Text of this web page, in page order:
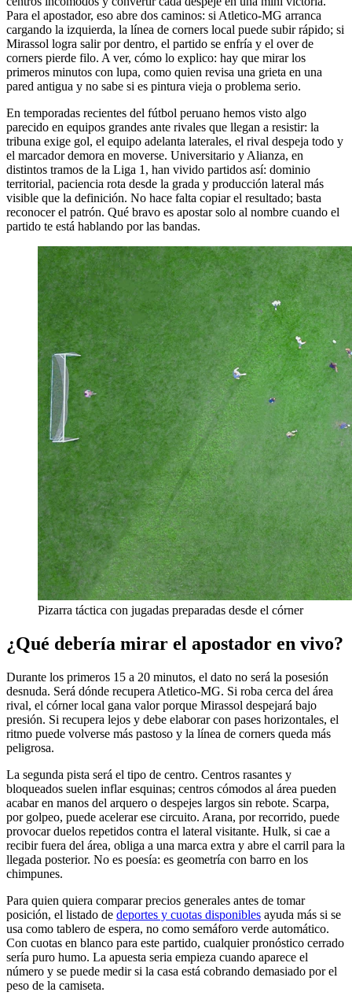
Para el apostador, eso abre dos caminos: si Atletico-MG arranca
cargando la izquierda, la línea de corners local puede subir rápido; si
Mirassol logra salir por dentro, el partido se enfría y el over de
corners pierde filo. A ver, cómo lo explico: hay que mirar los
primeros minutos con lupa, como quien revisa una grieta en una
pared antigua y no sabe si es pintura vieja o problema serio.
En temporadas recientes del fútbol peruano hemos visto algo
parecido en equipos grandes ante rivales que llegan a resistir: la
tribuna exige gol, el equipo adelanta laterales, el rival despeja todo y
el marcador demora en moverse. Universitario y Alianza, en
distintos tramos de la Liga 1, han vivido partidos así: dominio
territorial, paciencia rota desde la grada y producción lateral más
visible que la definición. No hace falta copiar el resultado; basta
reconocer el patrón. Qué bravo es apostar solo al nombre cuando el
partido te está hablando por las bandas.
Pizarra táctica con jugadas preparadas desde el córner
¿Qué debería mirar el apostador en vivo?
Durante los primeros 15 a 20 minutos, el dato no será la posesión
desnuda. Será dónde recupera Atletico-MG. Si roba cerca del área
rival, el córner local gana valor porque Mirassol despejará bajo
presión. Si recupera lejos y debe elaborar con pases horizontales, el
ritmo puede volverse más pastoso y la línea de corners queda más
peligrosa.
La segunda pista será el tipo de centro. Centros rasantes y
bloqueados suelen inflar esquinas; centros cómodos al área pueden
acabar en manos del arquero o despejes largos sin rebote. Scarpa,
por golpeo, puede acelerar ese circuito. Arana, por recorrido, puede
provocar duelos repetidos contra el lateral visitante. Hulk, si cae a
recibir fuera del área, obliga a una marca extra y abre el carril para la
llegada posterior. No es poesía: es geometría con barro en los
chimpunes.
Para quien quiera comparar precios generales antes de tomar
posición, el listado de deportes y cuotas disponibles ayuda más si se
usa como tablero de espera, no como semáforo verde automático.
Con cuotas en blanco para este partido, cualquier pronóstico cerrado
sería puro humo. La apuesta seria empieza cuando aparece el
número y se puede medir si la casa está cobrando demasiado por el
peso de la camiseta.